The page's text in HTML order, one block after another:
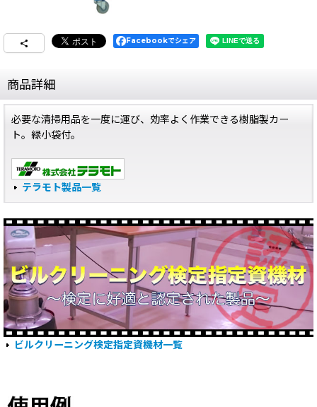
Facebookでシェア
商品詳細
必要な清掃用品を一度に運び、効率よく作業できる樹脂製カー
ト。緑小袋付。
テラモト製品一覧
ビルクリーニング検定指定資機材一覧